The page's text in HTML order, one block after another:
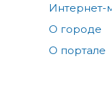
Интернет-
О городе
О портале